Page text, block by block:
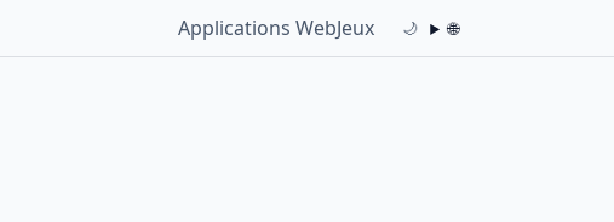
Applications WebJeux 🌙 🌐